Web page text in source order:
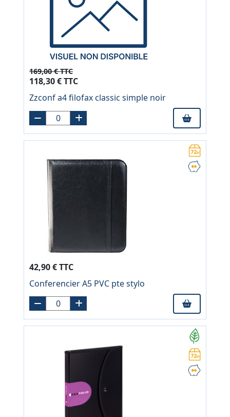
169,00 € TTC
118,30 € TTC
Zzconf a4 filofax classic simple noir
42,90 € TTC
Conferencier A5 PVC pte stylo